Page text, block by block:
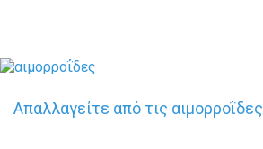
Απαλλαγείτε από τις αιμορροΐδες